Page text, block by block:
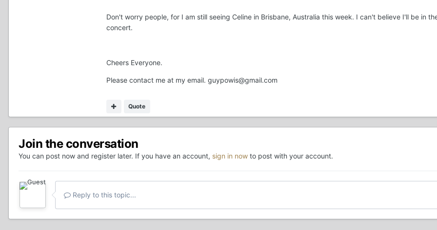
Don't worry people, for I am still seeing Celine in Brisbane, Australia this week. I can't believe I'll be in
concert.
Cheers Everyone.
Please contact me at my email. guypowis@gmail.com
Quote
Join the conversation
You can post now and register later. If you have an account, sign in now to post with your account.
Reply to this topic...